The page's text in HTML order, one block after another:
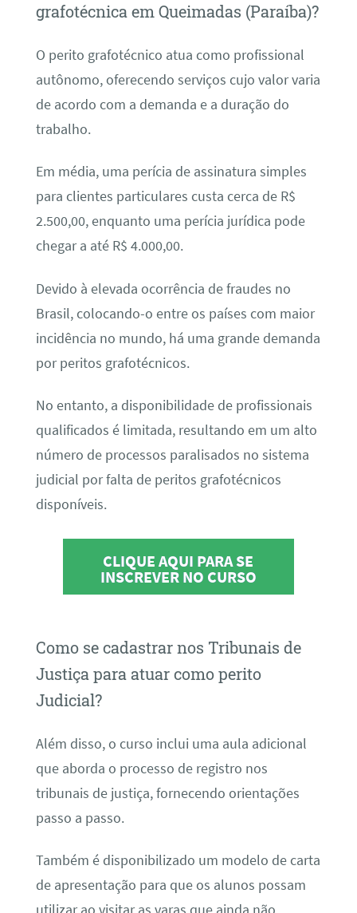
grafotécnica em Queimadas (Paraíba)?
O perito grafotécnico atua como profissional
autônomo, oferecendo serviços cujo valor varia
de acordo com a demanda e a duração do
trabalho.
Em média, uma perícia de assinatura simples
para clientes particulares custa cerca de R$
2.500,00, enquanto uma perícia jurídica pode
chegar a até R$ 4.000,00.
Devido à elevada ocorrência de fraudes no
Brasil, colocando-o entre os países com maior
incidência no mundo, há uma grande demanda
por peritos grafotécnicos.
No entanto, a disponibilidade de profissionais
qualificados é limitada, resultando em um alto
número de processos paralisados no sistema
judicial por falta de peritos grafotécnicos
disponíveis.
CLIQUE AQUI PARA SE
INSCREVER NO CURSO
Como se cadastrar nos Tribunais de
Justiça para atuar como perito
Judicial?
Além disso, o curso inclui uma aula adicional
que aborda o processo de registro nos
tribunais de justiça, fornecendo orientações
passo a passo.
Também é disponibilizado um modelo de carta
de apresentação para que os alunos possam